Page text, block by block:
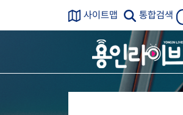
사이트맵 통합검색